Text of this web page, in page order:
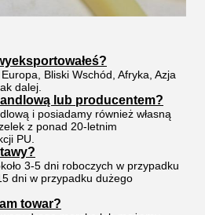
Bliski Wschód, Afryka, Azja
dalej.
lub producentem?
i posiadamy również własną
z ponad 20-letnim
PU.
3-5 dni roboczych w przypadku
dni w przypadku dużego
towar?